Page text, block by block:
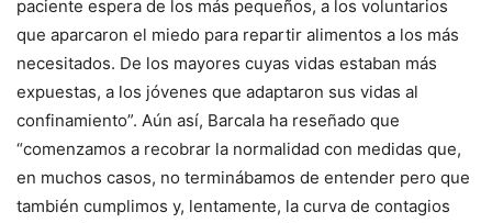
paciente espera de los más pequeños, a los voluntarios
que aparcaron el miedo para repartir alimentos a los más
necesitados. De los mayores cuyas vidas estaban más
expuestas, a los jóvenes que adaptaron sus vidas al
confinamiento”. Aún así, Barcala ha reseñado que
“comenzamos a recobrar la normalidad con medidas que,
en muchos casos, no terminábamos de entender pero que
también cumplimos y, lentamente, la curva de contagios